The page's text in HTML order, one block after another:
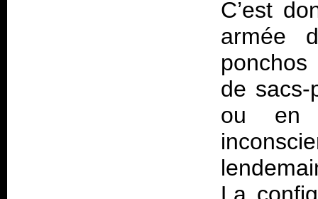
C’est
armée
de sacs-
ou en